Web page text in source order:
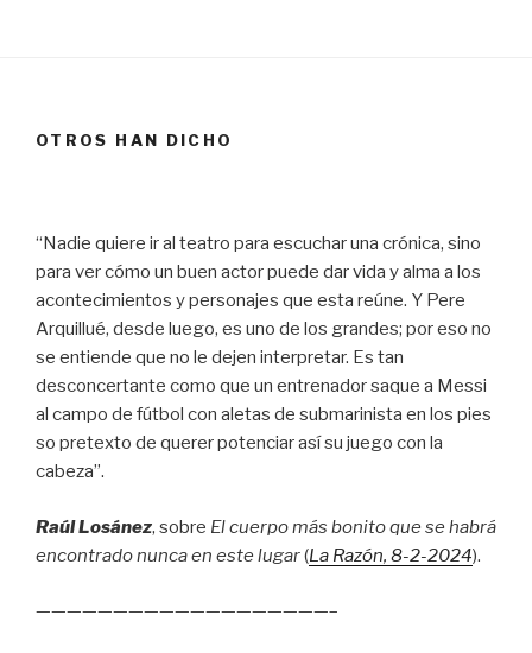
OTROS HAN DICHO
“Nadie quiere ir al teatro para escuchar una crónica, sino
para ver cómo un buen actor puede dar vida y alma a los
acontecimientos y personajes que esta reúne. Y Pere
Arquillué, desde luego, es uno de los grandes; por eso no
se entiende que no le dejen interpretar. Es tan
desconcertante como que un entrenador saque a Messi
al campo de fútbol con aletas de submarinista en los pies
so pretexto de querer potenciar así su juego con la
cabeza”.
Raúl Losánez, sobre El cuerpo más bonito que se habrá
encontrado nunca en este lugar(La Razón, 8-2-2024).
———————————————————–